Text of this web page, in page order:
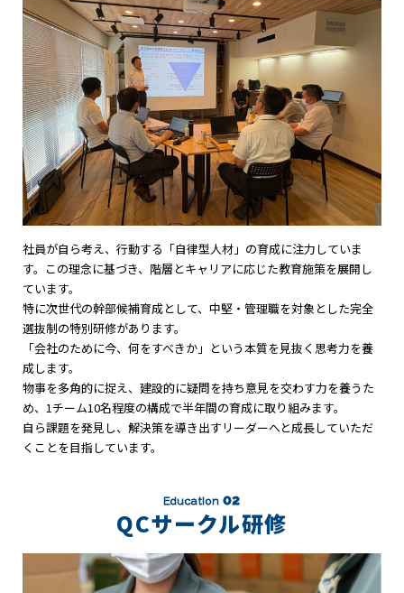
社員が自ら考え、行動する「自律型人材」の育成に注力していま
す。この理念に基づき、階層とキャリアに応じた教育施策を展開し
ています。
特に次世代の幹部候補育成として、中堅・管理職を対象とした完全
選抜制の特別研修があります。
「会社のために今、何をすべきか」という本質を見抜く思考力を養
成します。
物事を多角的に捉え、建設的に疑問を持ち意見を交わす力を養うた
め、1チーム10名程度の構成で半年間の育成に取り組みます。
自ら課題を発見し、解決策を導き出すリーダーへと成長していただ
くことを目指しています。
Education 02
QCサークル研修